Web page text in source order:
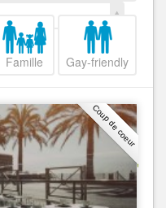
Famille Gay-friendly
Coup de coeur